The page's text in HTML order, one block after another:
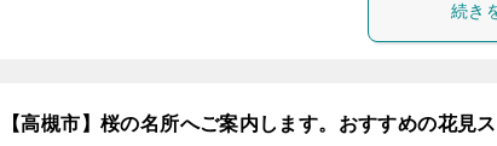
続き
【高槻市】桜の名所へご案内します。おすすめの花見